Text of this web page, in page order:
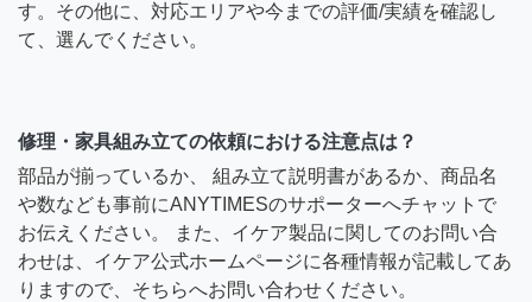
す。その他に、対応エリアや今までの評価/実績を確認し
て、選んでください。
修理・家具組み立ての依頼における注意点は？
部品が揃っているか、 組み立て説明書があるか、商品名
や数なども事前にANYTIMESのサポーターへチャットで
お伝えください。 また、イケア製品に関してのお問い合
わせは、イケア公式ホームページに各種情報が記載してあ
りますので、そちらへお問い合わせください。